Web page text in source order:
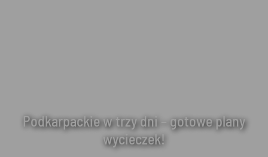
Podkarpackie w trzy dni – gotowe plany
wycieczek!